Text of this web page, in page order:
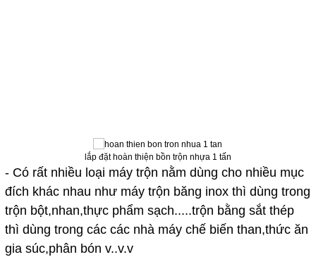
lắp đặt hoàn thiện bồn trộn nhựa 1 tấn
- Có rất nhiều loại máy trộn nằm dùng cho nhiều mục
đích khác nhau như máy trộn băng inox thì dùng trong
trộn bột,nhan,thực phẩm sạch.....trộn bằng sắt thép
thì dùng trong các các nhà máy chế biến than,thức ăn
gia súc,phân bón v..v.v